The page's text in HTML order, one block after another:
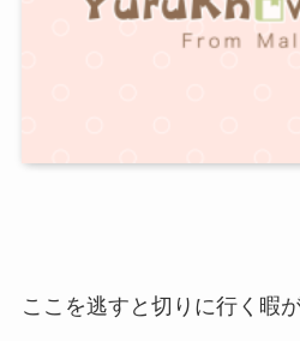
ここを逃すと切りに行く暇